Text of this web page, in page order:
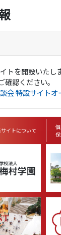
トを開設いたし
認ください。
会 特設サイトオ
イトについて